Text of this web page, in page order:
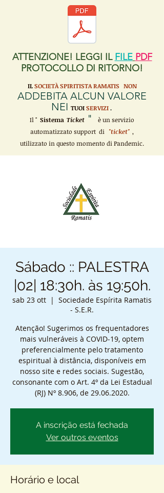
ATTENZIONE! LEGGI IL FILE PDF
PROTOCOLLO DI RITORNO!
IL SOCIETÀ SPIRITISTA RAMATIS NON
ADDEBITA ALCUN VALORE
NEI TUOI SERVIZI.
Il " Sistema Ticket "
è un servizio
automatizzato support di
"ticket" ,
utilizzato in questo momento di Pandemic.
Sábado :: PALESTRA
|02| 18:30h. às 19:50h.
sab 23 ott
  |
Sociedade Espírita Ramatis
- S.E.R.
Atenção! Sugerimos os frequentadores
mais vulneráveis à COVID-19, optem
preferencialmente pelo tratamento
espiritual à distância, disponíveis em
nosso site e redes sociais. Sugestão,
consonante com o Art. 4º da Lei Estadual
(RJ) Nº 8.906, de 29.06.2020.
A inscrição está fechada
Ver outros eventos
Horário e local